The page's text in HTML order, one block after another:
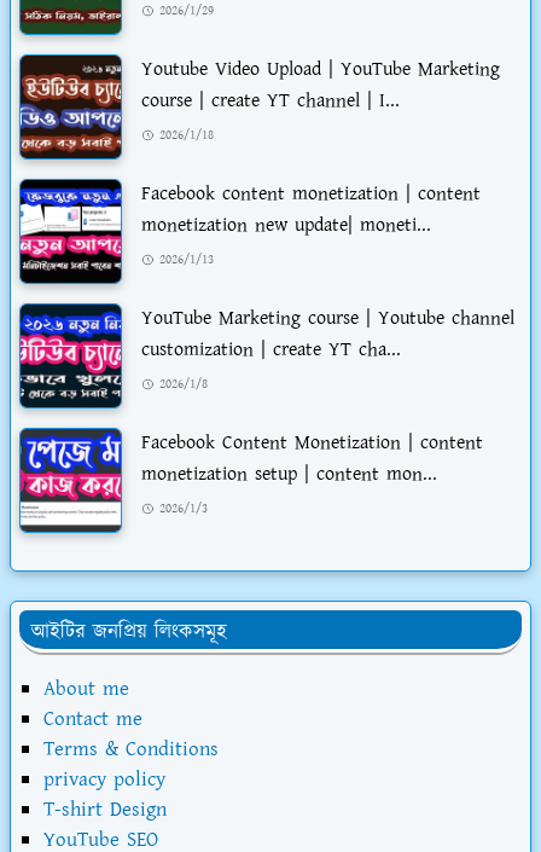
2026/1/29
Youtube Video Upload | YouTube Marketing
course | create YT channel | I...
2026/1/18
Facebook content monetization | content
monetization new update| moneti...
2026/1/13
YouTube Marketing course | Youtube channel
customization | create YT cha...
2026/1/8
Facebook Content Monetization | content
monetization setup | content mon...
2026/1/3
আইটির জনপ্রিয় লিংকসমূহ
About me
Contact me
Terms & Conditions
privacy policy
T-shirt Design
YouTube SEO